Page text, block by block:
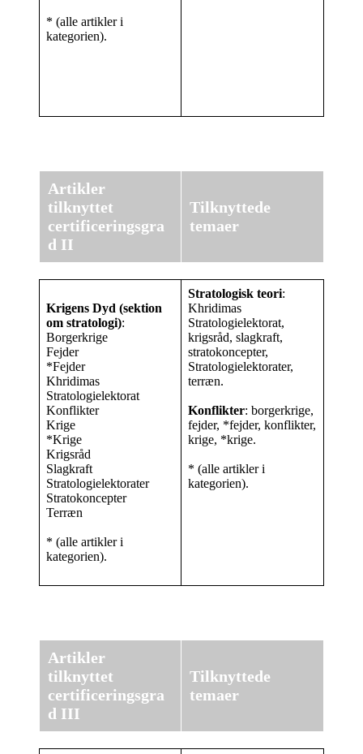
* (alle artikler i
kategorien).
Artikler
tilknyttet
certificeringsgra
d II
Tilknyttede
temaer
Krigens Dyd (sektion
om stratologi):
Borgerkrige
Fejder
*Fejder
Khridimas
Stratologielektorat
Konflikter
Krige
*Krige
Krigsråd
Slagkraft
Stratologielektorater
Stratokoncepter
Terræn
* (alle artikler i
kategorien).
Stratologisk teori:
Khridimas
Stratologielektorat,
krigsråd, slagkraft,
stratokoncepter,
Stratologielektorater,
terræn.
Konflikter: borgerkrige,
fejder, *fejder, konflikter,
krige, *krige.
* (alle artikler i
kategorien).
Artikler
tilknyttet
certificeringsgra
d III
Tilknyttede
temaer